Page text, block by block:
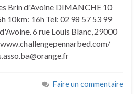
Brin d'Avoine DIMANCHE 10
10km: 16h Tel: 02 98 57 53 99
6 rue Louis Blanc, 29000
Faire un commentaire